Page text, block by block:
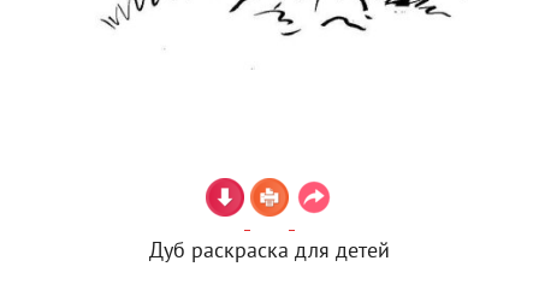
Дуб раскраска для детей